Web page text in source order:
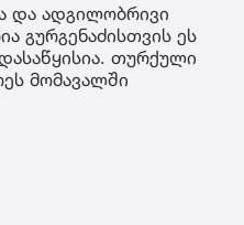
და ადგილობრივი
გურგენაძისთვის ეს
თურქული
მომავალში